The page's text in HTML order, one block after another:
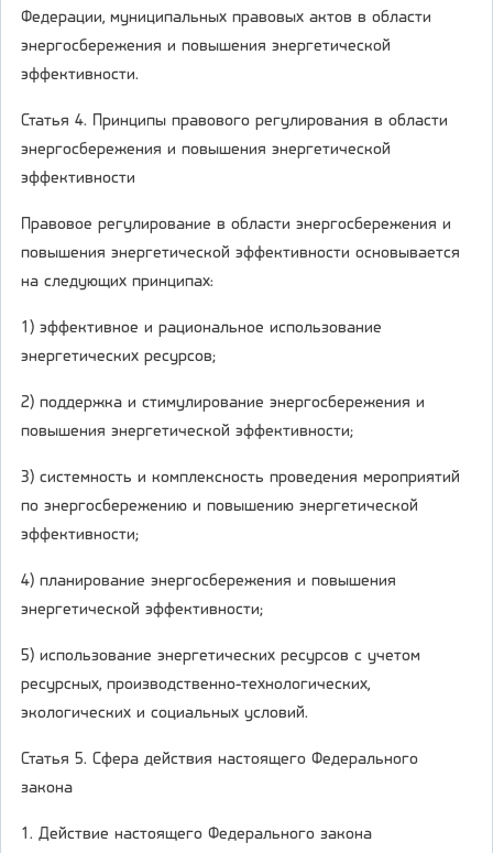
Федерации, муниципальных правовых актов в области
энергосбережения и повышения энергетической
эффективности.
Статья 4. Принципы правового регулирования в области
энергосбережения и повышения энергетической
эффективности
Правовое регулирование в области энергосбережения и
повышения энергетической эффективности основывается
на следующих принципах:
1) эффективное и рациональное использование
энергетических ресурсов;
2) поддержка и стимулирование энергосбережения и
повышения энергетической эффективности;
3) системность и комплексность проведения мероприятий
по энергосбережению и повышению энергетической
эффективности;
4) планирование энергосбережения и повышения
энергетической эффективности;
5) использование энергетических ресурсов с учетом
ресурсных, производственно-технологических,
экологических и социальных условий.
Статья 5. Сфера действия настоящего Федерального
закона
1. Действие настоящего Федерального закона